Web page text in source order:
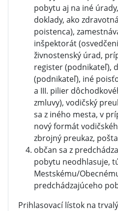
pobytu aj na iné
doklady, ako
poistenca),
inšpektorát
živnostenský úrad,
register (podnikateľ),
(podnikateľ), iné
a III. pilier
zmluvy), vodičský
sa z iného mesta, v
nový formát
zbrojný preukaz,
občan sa z
pobytu neodhlasuje,
Mestskému/
predchádzajúceho
Prihlasovací lístok na